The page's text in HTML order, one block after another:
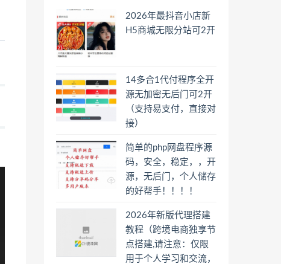
2026年最抖音小店新
H5商城无限分站可2开
14多合1代付程序全开
源无加密无后门可2开
（支持易支付，直接对
接）
简单的php网盘程序源
码，安全，稳定，，开
源，无后门，个人储存
的好帮手！！！！
2026年新版代理搭建
教程（跨境电商独享节
点搭建,请注意：仅限
用于个人学习和交流，